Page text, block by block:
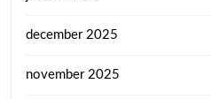
december 2025
november 2025